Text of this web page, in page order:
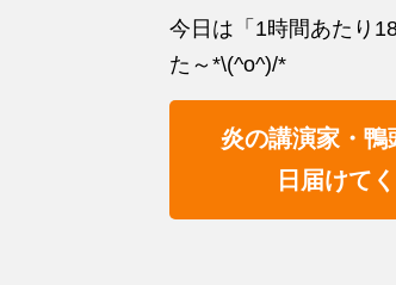
今日は「1時間あたり
た～*\(^o^)/*
炎の講演家・
日届けて